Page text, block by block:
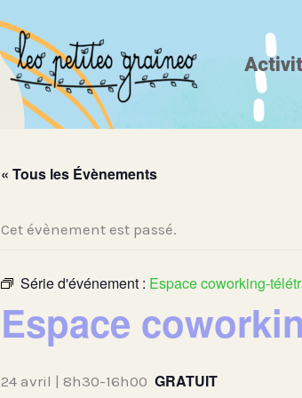
« Tous les Évènements
Cet évènement est passé.
Série d'événement : Espace coworking-
Espace
24 avril | 8h30-16h00 GRATUIT